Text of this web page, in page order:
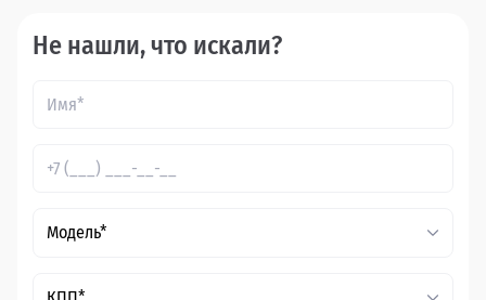
Не нашли, что искали?
Модель*